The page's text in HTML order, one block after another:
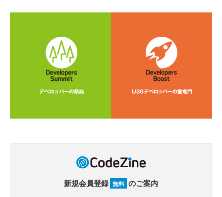
新規会員登録 無料 のご案内